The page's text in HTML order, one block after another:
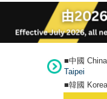
■中國 China
Taipei
■韓國